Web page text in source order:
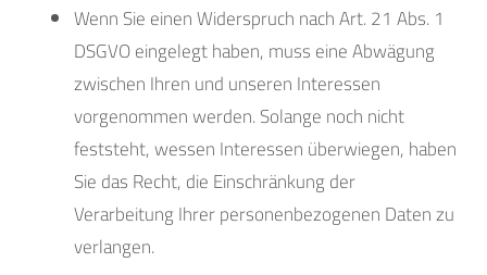
Wenn Sie einen Widerspruch nach Art. 21 Abs. 1
DSGVO eingelegt haben, muss eine Abwägung
zwischen Ihren und unseren Interessen
vorgenommen werden. Solange noch nicht
feststeht, wessen Interessen überwiegen, haben
Sie das Recht, die Einschränkung der
Verarbeitung Ihrer personenbezogenen Daten zu
verlangen.